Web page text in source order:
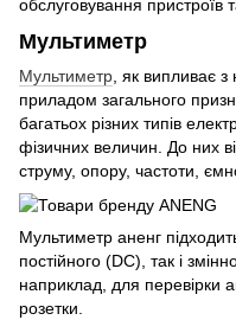
обслуговування пристроїв
Мультиметр
Мультиметр, як випливає з
приладом загального
багатьох різних типів
фізичних величин. До них
струму, опору, частоти,
Мультиметр аненг
постійного (DC), так і
наприклад, для перевірки
розетки.